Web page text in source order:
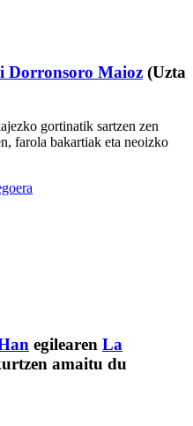
Dorronsoro Maioz (Uzta
gortinatik sartzen zen
farola bakartiak eta neoizko
egilearen La
amaitu du